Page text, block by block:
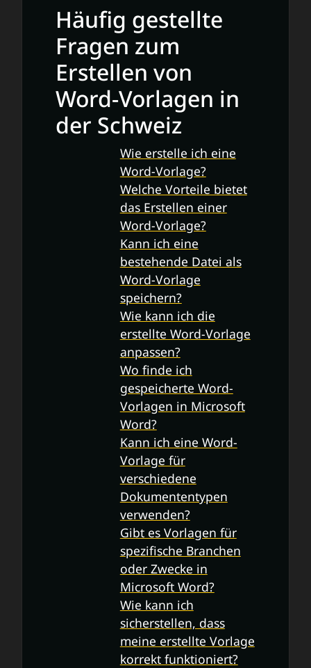
Häufig gestellte
Fragen zum
Erstellen von
Word-Vorlagen in
der Schweiz
Wie erstelle ich eine
Word-Vorlage?
Welche Vorteile bietet
das Erstellen einer
Word-Vorlage?
Kann ich eine
bestehende Datei als
Word-Vorlage
speichern?
Wie kann ich die
erstellte Word-Vorlage
anpassen?
Wo finde ich
gespeicherte Word-
Vorlagen in Microsoft
Word?
Kann ich eine Word-
Vorlage für
verschiedene
Dokumententypen
verwenden?
Gibt es Vorlagen für
spezifische Branchen
oder Zwecke in
Microsoft Word?
Wie kann ich
sicherstellen, dass
meine erstellte Vorlage
korrekt funktioniert?